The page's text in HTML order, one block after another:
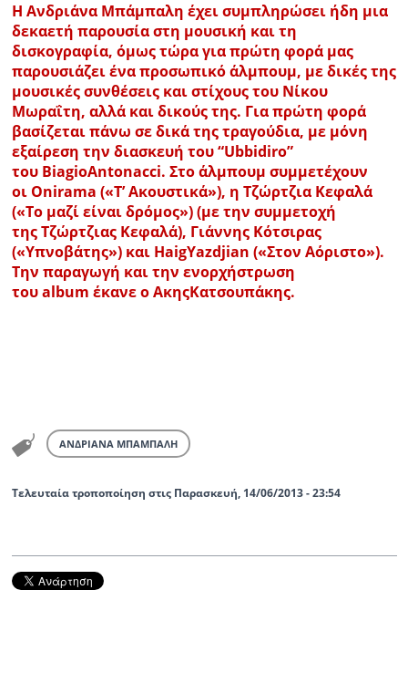
Η Ανδριάνα Μπάμπαλη έχει συμπληρώσει ήδη μια
δεκαετή παρουσία στη μουσική και τη
δισκογραφία, όμως τώρα για πρώτη φορά μας
παρουσιάζει ένα προσωπικό άλμπουμ, με δικές της
μουσικές συνθέσεις και στίχους του Νίκου
Μωραΐτη, αλλά και δικούς της. Για πρώτη φορά
βασίζεται πάνω σε δικά της τραγούδια, με μόνη
εξαίρεση την διασκευή του “Ubbidirο”
του BiagioAntonacci. Στο άλμπουμ συμμετέχουν
οι Onirama («Τ’ Ακουστικά»), η ΤζώρτζιαΚεφαλά
(«Το μαζί είναι δρόμος») (με την συμμετοχή
τηςΤζώρτζιαςΚεφαλά), Γιάννης Κότσιρας
(«Υπνοβάτης») και HaigYazdjian («Στον Αόριστο»).
Την παραγωγή και την ενορχήστρωση
τουalbum έκανε οΑκηςΚατσουπάκης.
ΑΝΔΡΙΑΝΑ ΜΠΑΜΠΑΛΗ
Τελευταία τροποποίηση στις Παρασκευή, 14/06/2013 - 23:54